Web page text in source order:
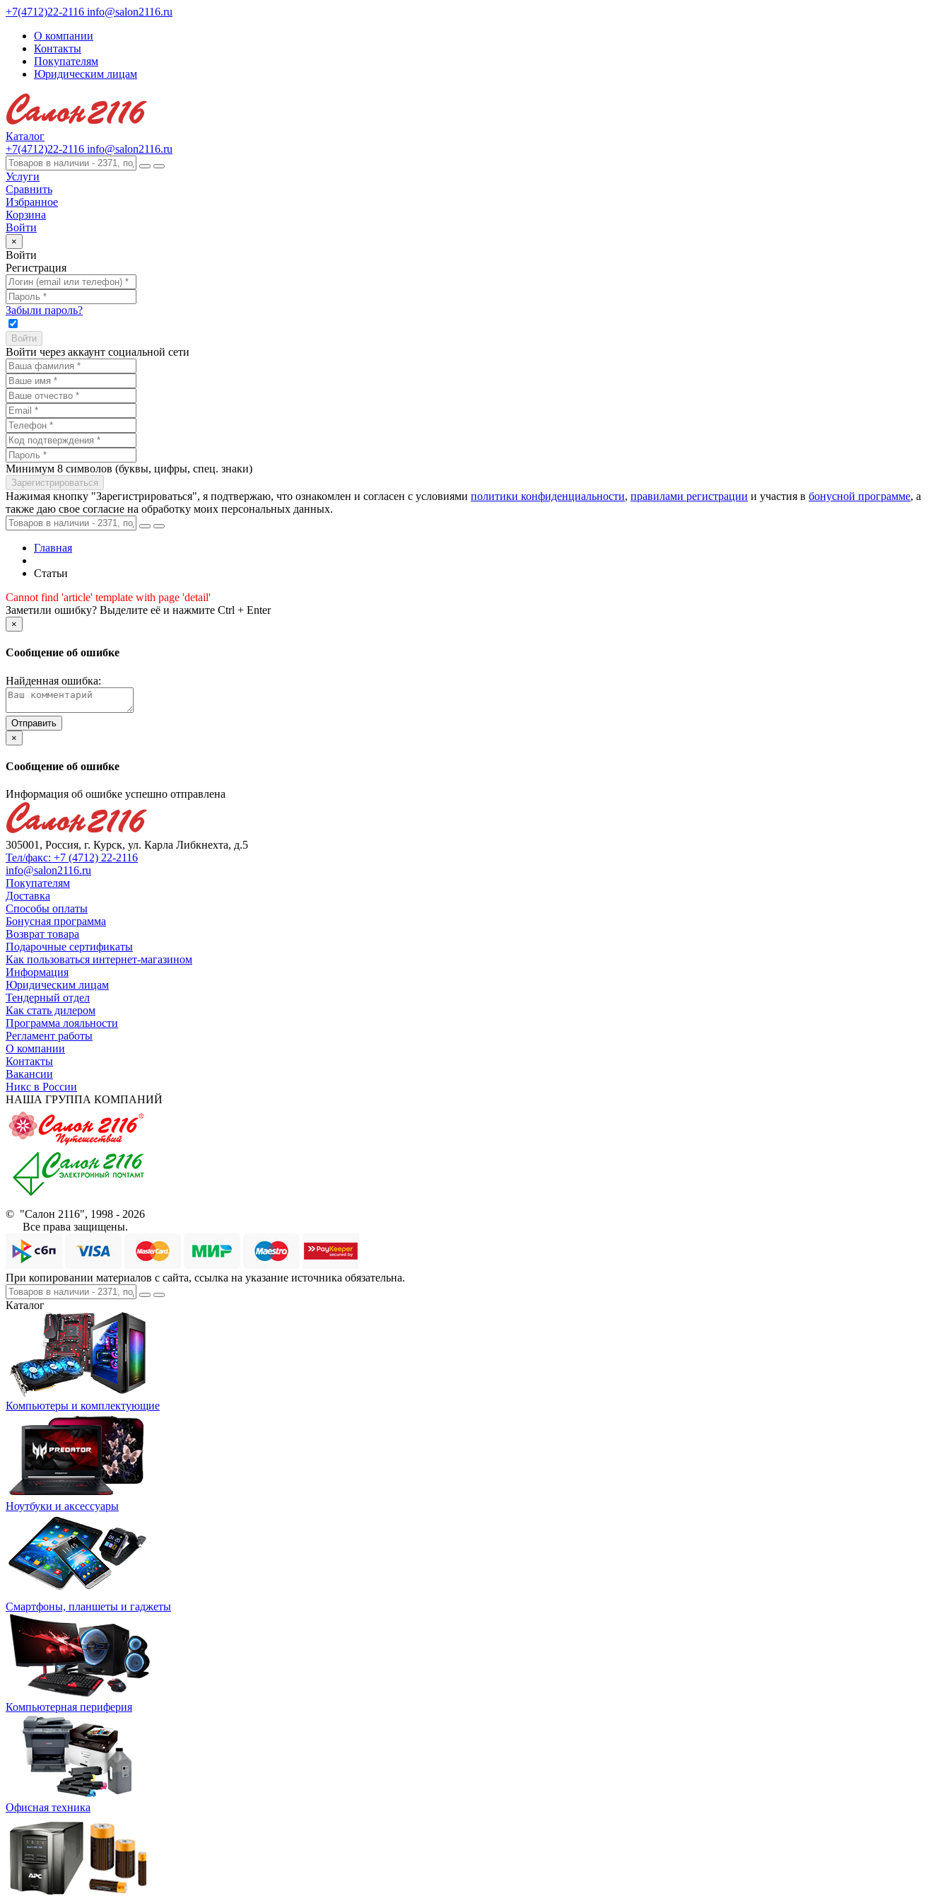
+7(4712)22-2116 info@salon2116.ru
О компании
Контакты
Покупателям
Юридическим лицам
Каталог
+7(4712)22-2116 info@salon2116.ru
Услуги
Сравнить
Избранное
Корзина
Войти
×
Войти
Регистрация
Забыли пароль?
Войти через аккаунт социальной сети
Минимум 8 символов (буквы, цифры, спец. знаки)
Нажимая кнопку "Зарегистрироваться", я подтвержаю, что ознакомлен и согласен с условиями политики конфиденциальности, правилами регистрации и участия в бонусной программе, а
также даю свое согласие на обработку моих персональных данных.
Главная
Статьи
Cannot find 'article' template with page 'detail'
Заметили ошибку? Выделите её и нажмите Ctrl + Enter
×
Сообщение об ошибке
Найденная ошибка:
×
Сообщение об ошибке
Информация об ошибке успешно отправлена
305001, Россия, г. Курск, ул. Карла Либкнехта, д.5
Тел/факс: +7 (4712) 22-2116
info@salon2116.ru
Покупателям
Доставка
Способы оплаты
Бонусная программа
Возврат товара
Подарочные сертификаты
Как пользоваться интернет-магазином
Информация
Юридическим лицам
Тендерный отдел
Как стать дилером
Программа лояльности
Регламент работы
О компании
Контакты
Вакансии
Никс в России
НАША ГРУППА КОМПАНИЙ
© "Салон 2116", 1998 - 2026
Все права защищены.
При копировании материалов с сайта, ссылка на указание источника обязательна.
Каталог
Компьютеры и комплектующие
Ноутбуки и аксессуары
Смартфоны, планшеты и гаджеты
Компьютерная периферия
Офисная техника